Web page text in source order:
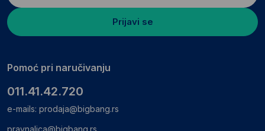
Prijavi se
Pomoć pri naručivanju
011.41.42.720
e-mails: prodaja@bigbang.rs